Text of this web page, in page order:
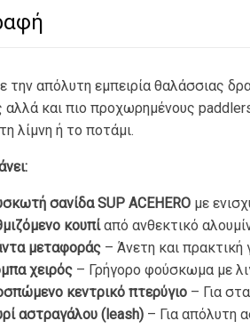
την απόλυτη εμπειρία θαλάσσιας
αλλά και πιο προχωρημένους
λίμνη ή το ποτάμι.
σανίδα SUP ACEHERO με
κουπίαπό ανθεκτικό
μεταφοράς – Άνετη και πρακτική
χειρός – Γρήγορο φούσκωμα με
κεντρικό πτερύγιο – Για
αστραγάλου (leash) – Για απόλυτη